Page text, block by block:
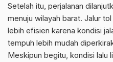
Setelah itu, perjalanan
menuju wilayah barat. Jalur
lebih efisien karena kondisi
tempuh lebih mudah
Meskipun begitu, kondisi lalu